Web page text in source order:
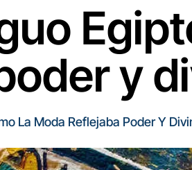
y
La Moda Reflejaba Poder Y